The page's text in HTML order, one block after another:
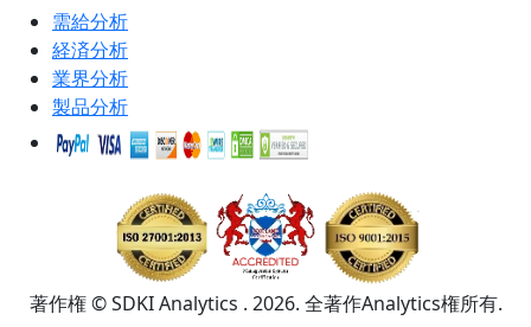
需給分析
経済分析
業界分析
製品分析
著作権 © SDKI Analytics . 2026. 全著作Analytics権所有.